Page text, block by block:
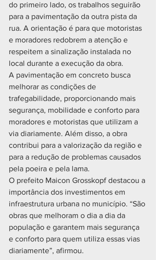
do primeiro lado, os trabalhos seguirão
para a pavimentação da outra pista da
rua. A orientação é para que motoristas
e moradores redobrem a atenção e
respeitem a sinalização instalada no
local durante a execução da obra.
A pavimentação em concreto busca
melhorar as condições de
trafegabilidade, proporcionando mais
segurança, mobilidade e conforto para
moradores e motoristas que utilizam a
via diariamente. Além disso, a obra
contribui para a valorização da região e
para a redução de problemas causados
pela poeira e pela lama.
O prefeito Maicon Grosskopf destacou a
importância dos investimentos em
infraestrutura urbana no município. “São
obras que melhoram o dia a dia da
população e garantem mais segurança
e conforto para quem utiliza essas vias
diariamente”, afirmou.